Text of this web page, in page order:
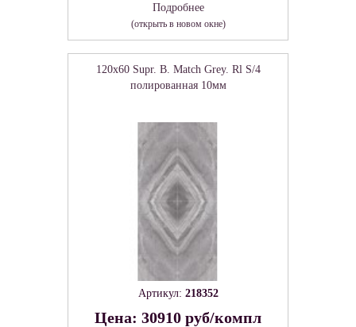
Подробнее
(открыть в новом окне)
120x60 Supr. B. Match Grey. Rl S/4
полированная 10мм
Артикул: 218352
Цена: 30910 руб/компл